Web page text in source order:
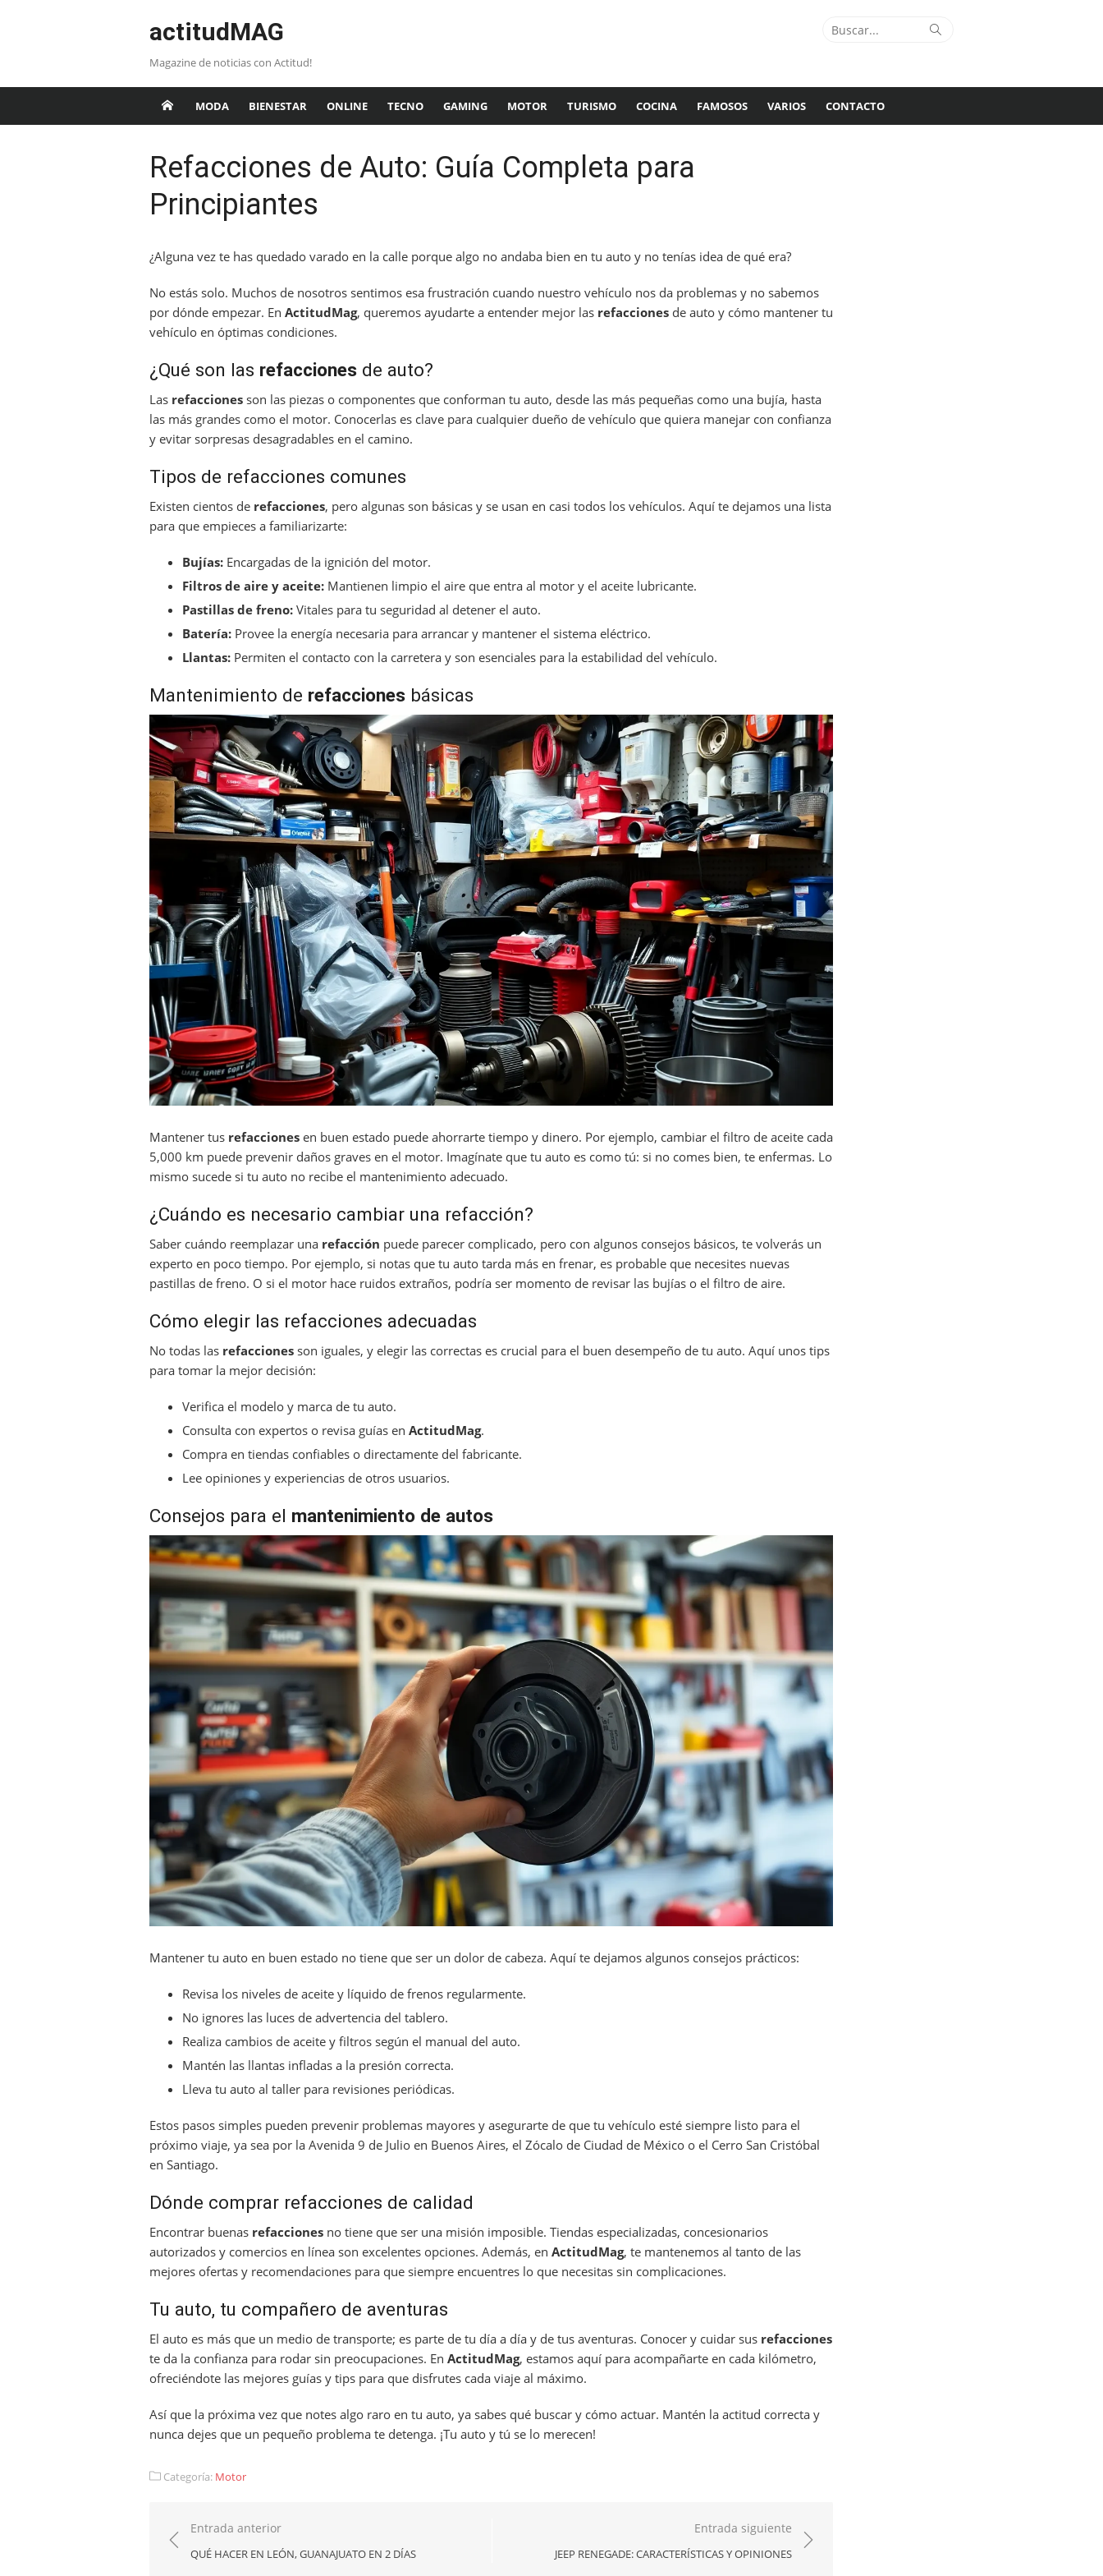
actitudMAG
Magazine de noticias con Actitud!
Buscar: Buscar
MODA BIENESTAR ONLINE TECNO GAMING MOTOR TURISMO COCINA FAMOSOS VARIOS CONTACTO
Refacciones de Auto: Guía Completa para
Principiantes
¿Alguna vez te has quedado varado en la calle porque algo no andaba bien en tu auto y no tenías idea de qué era?
No estás solo. Muchos de nosotros sentimos esa frustración cuando nuestro vehículo nos da problemas y no sabemos
por dónde empezar. En ActitudMag, queremos ayudarte a entender mejor las refacciones de auto y cómo mantener tu
vehículo en óptimas condiciones.
¿Qué son las refacciones de auto?
Las refacciones son las piezas o componentes que conforman tu auto, desde las más pequeñas como una bujía, hasta
las más grandes como el motor. Conocerlas es clave para cualquier dueño de vehículo que quiera manejar con confianza
y evitar sorpresas desagradables en el camino.
Tipos de refacciones comunes
Existen cientos de refacciones, pero algunas son básicas y se usan en casi todos los vehículos. Aquí te dejamos una lista
para que empieces a familiarizarte:
Bujías: Encargadas de la ignición del motor.
Filtros de aire y aceite: Mantienen limpio el aire que entra al motor y el aceite lubricante.
Pastillas de freno: Vitales para tu seguridad al detener el auto.
Batería: Provee la energía necesaria para arrancar y mantener el sistema eléctrico.
Llantas: Permiten el contacto con la carretera y son esenciales para la estabilidad del vehículo.
Mantenimiento de refacciones básicas
Mantener tus refacciones en buen estado puede ahorrarte tiempo y dinero. Por ejemplo, cambiar el filtro de aceite cada
5,000 km puede prevenir daños graves en el motor. Imagínate que tu auto es como tú: si no comes bien, te enfermas. Lo
mismo sucede si tu auto no recibe el mantenimiento adecuado.
¿Cuándo es necesario cambiar una refacción?
Saber cuándo reemplazar una refacción puede parecer complicado, pero con algunos consejos básicos, te volverás un
experto en poco tiempo. Por ejemplo, si notas que tu auto tarda más en frenar, es probable que necesites nuevas
pastillas de freno. O si el motor hace ruidos extraños, podría ser momento de revisar las bujías o el filtro de aire.
Cómo elegir las refacciones adecuadas
No todas las refacciones son iguales, y elegir las correctas es crucial para el buen desempeño de tu auto. Aquí unos tips
para tomar la mejor decisión:
Verifica el modelo y marca de tu auto.
Consulta con expertos o revisa guías en ActitudMag.
Compra en tiendas confiables o directamente del fabricante.
Lee opiniones y experiencias de otros usuarios.
Consejos para el mantenimiento de autos
Mantener tu auto en buen estado no tiene que ser un dolor de cabeza. Aquí te dejamos algunos consejos prácticos:
Revisa los niveles de aceite y líquido de frenos regularmente.
No ignores las luces de advertencia del tablero.
Realiza cambios de aceite y filtros según el manual del auto.
Mantén las llantas infladas a la presión correcta.
Lleva tu auto al taller para revisiones periódicas.
Estos pasos simples pueden prevenir problemas mayores y asegurarte de que tu vehículo esté siempre listo para el
próximo viaje, ya sea por la Avenida 9 de Julio en Buenos Aires, el Zócalo de Ciudad de México o el Cerro San Cristóbal
en Santiago.
Dónde comprar refacciones de calidad
Encontrar buenas refacciones no tiene que ser una misión imposible. Tiendas especializadas, concesionarios
autorizados y comercios en línea son excelentes opciones. Además, en ActitudMag, te mantenemos al tanto de las
mejores ofertas y recomendaciones para que siempre encuentres lo que necesitas sin complicaciones.
Tu auto, tu compañero de aventuras
El auto es más que un medio de transporte; es parte de tu día a día y de tus aventuras. Conocer y cuidar sus refacciones
te da la confianza para rodar sin preocupaciones. En ActitudMag, estamos aquí para acompañarte en cada kilómetro,
ofreciéndote las mejores guías y tips para que disfrutes cada viaje al máximo.
Así que la próxima vez que notes algo raro en tu auto, ya sabes qué buscar y cómo actuar. Mantén la actitud correcta y
nunca dejes que un pequeño problema te detenga. ¡Tu auto y tú se lo merecen!
Categoría: Motor
Navegación
de
Entrada anterior
QUÉ HACER EN LEÓN, GUANAJUATO EN 2 DÍAS
Entrada siguiente
JEEP RENEGADE: CARACTERÍSTICAS Y OPINIONES